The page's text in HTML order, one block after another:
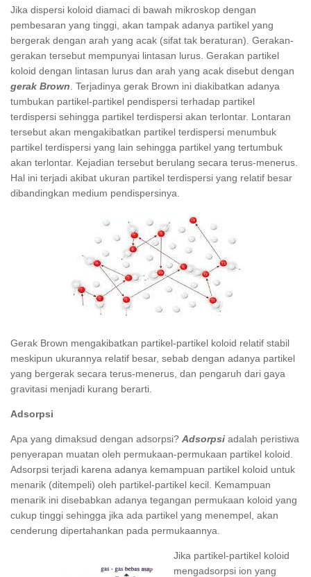
Jika dispersi koloid diamaci di bawah mikroskop dengan
pembesaran yang tinggi, akan tampak adanya partikel yang
bergerak dengan arah yang acak (sifat tak beraturan). Gerakan-
gerakan tersebut mempunyai lintasan lurus. Gerakan partikel
koloid dengan lintasan lurus dan arah yang acak disebut dengan
gerak Brown . Terjadinya gerak Brown ini diakibatkan adanya
tumbukan partikel-partikel pendispersi terhadap partikel
terdispersi sehingga partikel terdispersi akan terlontar. Lontaran
tersebut akan mengakibatkan partikel terdispersi menumbuk
partikel terdispersi yang lain sehingga partikel yang tertumbuk
akan terlontar. Kejadian tersebut berulang secara terus-menerus.
Hal ini terjadi akibat ukuran partikel terdispersi yang relatif besar
dibandingkan medium pendispersinya.
Gerak Brown mengakibatkan partikel-partikel koloid relatif stabil
meskipun ukurannya relatif besar, sebab dengan adanya partikel
yang bergerak secara terus-menerus, dan pengaruh dari gaya
gravitasi menjadi kurang berarti.
Adsorpsi
Apa yang dimaksud dengan adsorpsi? Adsorpsi adalah peristiwa
penyerapan muatan oleh permukaan-permukaan partikel koloid.
Adsorpsi terjadi karena adanya kemampuan partikel koloid untuk
menarik (ditempeli) oleh partikel-partikel kecil. Kemampuan
menarik ini disebabkan adanya tegangan permukaan koloid yang
cukup tinggi sehingga jika ada partikel yang menempel, akan
cenderung dipertahankan pada permukaannya.
Jika partikel-partikel koloid
mengadsorpsi ion yang